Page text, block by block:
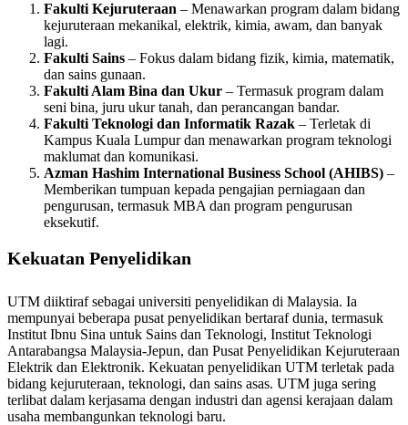
Fakulti Kejuruteraan – Menawarkan program dalam bidang
kejuruteraan mekanikal, elektrik, kimia, awam, dan banyak
lagi.
Fakulti Sains – Fokus dalam bidang fizik, kimia, matematik,
dan sains gunaan.
Fakulti Alam Bina dan Ukur – Termasuk program dalam
seni bina, juru ukur tanah, dan perancangan bandar.
Fakulti Teknologi dan Informatik Razak – Terletak di
Kampus Kuala Lumpur dan menawarkan program teknologi
maklumat dan komunikasi.
Azman Hashim International Business School (AHIBS) –
Memberikan tumpuan kepada pengajian perniagaan dan
pengurusan, termasuk MBA dan program pengurusan
eksekutif.
Kekuatan Penyelidikan
UTM diiktiraf sebagai universiti penyelidikan di Malaysia. Ia
mempunyai beberapa pusat penyelidikan bertaraf dunia, termasuk
Institut Ibnu Sina untuk Sains dan Teknologi, Institut Teknologi
Antarabangsa Malaysia-Jepun, dan Pusat Penyelidikan Kejuruteraan
Elektrik dan Elektronik. Kekuatan penyelidikan UTM terletak pada
bidang kejuruteraan, teknologi, dan sains asas. UTM juga sering
terlibat dalam kerjasama dengan industri dan agensi kerajaan dalam
usaha membangunkan teknologi baru.